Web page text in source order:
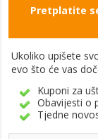
Pretplatite
Ukoliko upišete
evo što će vas
Kuponi za
Obavijesti o
Tjedne